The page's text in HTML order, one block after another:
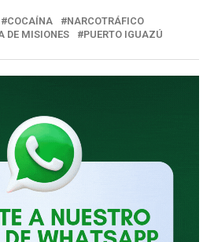
COCAÍNA
NARCOTRÁFICO
DE MISIONES PUERTO IGUAZÚ